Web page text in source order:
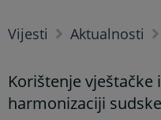
Vijesti Aktualnosti
Korištenje vještačke
harmonizaciji